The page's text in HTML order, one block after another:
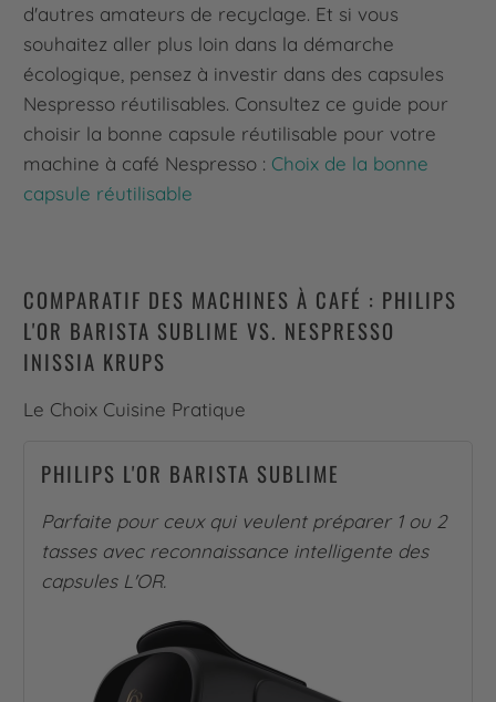
d'autres amateurs de recyclage. Et si vous
souhaitez aller plus loin dans la démarche
écologique, pensez à investir dans des capsules
Nespresso réutilisables. Consultez ce guide pour
choisir la bonne capsule réutilisable pour votre
machine à café Nespresso : Choix de la bonne
capsule réutilisable
COMPARATIF DES MACHINES À CAFÉ : PHILIPS
L'OR BARISTA SUBLIME VS. NESPRESSO
INISSIA KRUPS
Le Choix Cuisine Pratique
PHILIPS L'OR BARISTA SUBLIME
Parfaite pour ceux qui veulent préparer 1 ou 2
tasses avec reconnaissance intelligente des
capsules L'OR.